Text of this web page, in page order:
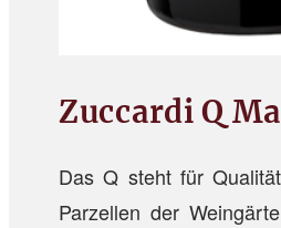
Zuccardi Q
Das Q steht für
Parzellen der